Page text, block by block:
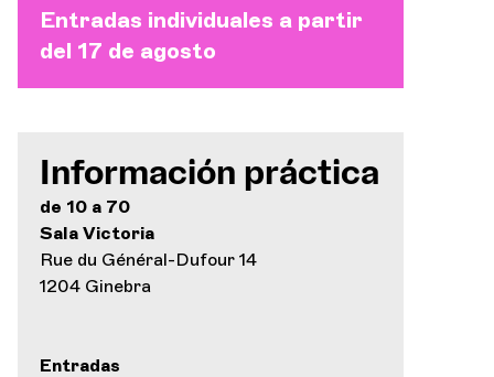
Entradas individuales a partir
del 17 de agosto
Información práctica
de 10 a 70
Sala Victoria
Rue du Général-Dufour 14
1204 Ginebra
Entradas